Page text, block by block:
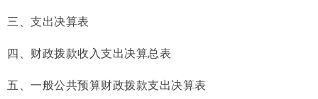
三、支出决算表
四、财政拨款收入支出决算总表
五、一般公共预算财政拨款支出决算表